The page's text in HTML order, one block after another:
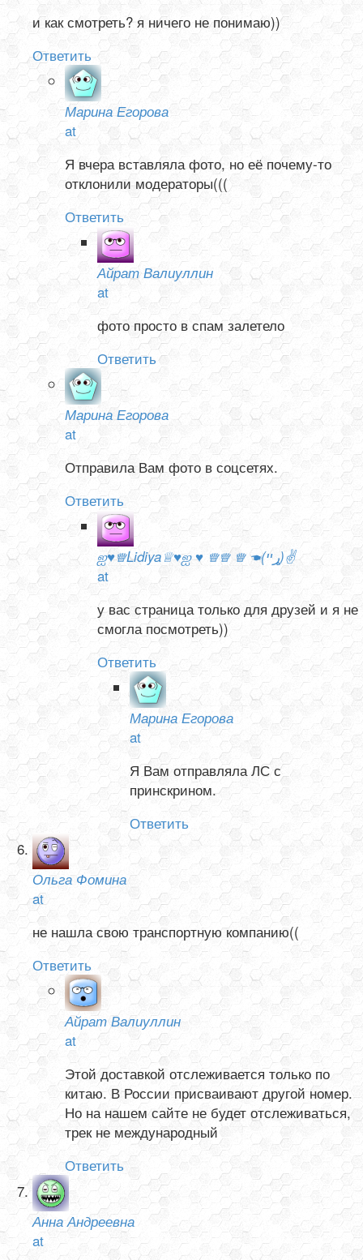
и как смотреть? я ничего не понимаю))
Ответить
Марина Егорова
at
Я вчера вставляла фото, но её почему-то
отклонили модераторы(((
Ответить
Айрат Валиуллин
at
фото просто в спам залетело
Ответить
Марина Егорова
at
Отправила Вам фото в соцсетях.
Ответить
ஐ♥♕Lidiya♕♥ஐ ♥ ♕♕ ♕ ☚(ړײ)✌
at
у вас страница только для друзей и я не
смогла посмотреть))
Ответить
Марина Егорова
at
Я Вам отправляла ЛС с
принскрином.
Ответить
Ольга Фомина
at
не нашла свою транспортную компанию((
Ответить
Айрат Валиуллин
at
Этой доставкой отслеживается только по
китаю. В России присваивают другой номер.
Но на нашем сайте не будет отслеживаться,
трек не международный
Ответить
Анна Андреевна
at